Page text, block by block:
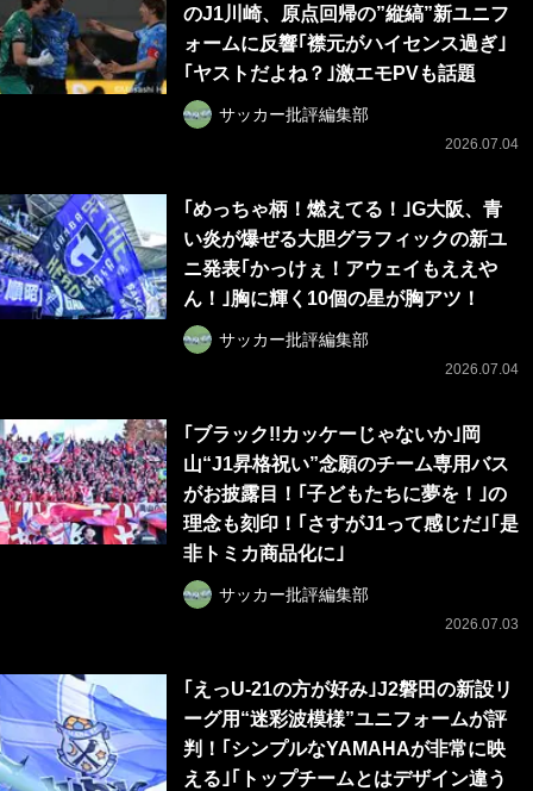
のJ1川崎、原点回帰の”縦縞”新ユニフ
ォームに反響｢襟元がハイセンス過ぎ｣
｢ヤストだよね？｣激エモPVも話題
サッカー批評編集部
2026.07.04
｢めっちゃ柄！燃えてる！｣G大阪、青
い炎が爆ぜる大胆グラフィックの新ユ
ニ発表｢かっけぇ！アウェイもええや
ん！｣胸に輝く10個の星が胸アツ！
サッカー批評編集部
2026.07.04
｢ブラック!!カッケーじゃないか｣岡
山“J1昇格祝い”念願のチーム専用バス
がお披露目！｢子どもたちに夢を！｣の
理念も刻印！｢さすがJ1って感じだ｣｢是
非トミカ商品化に｣
サッカー批評編集部
2026.07.03
｢えっU-21の方が好み｣J2磐田の新設リ
ーグ用“迷彩波模様”ユニフォームが評
判！｢シンプルなYAMAHAが非常に映
える｣｢トップチームとはデザイン違う